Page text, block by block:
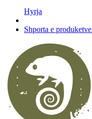
Hyrja
Shporta e produketve